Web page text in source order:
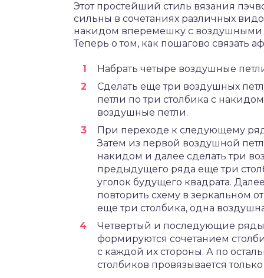
Этот простейший стиль вязания
сильны в сочетаниях различных
накидом вперемешку с воздушными
Теперь о том, как пошагово связать
Набрать четыре воздушные
Сделать еще три воздушных
петли по три столбика с
воздушные петли.
При переходе к следующему
Затем из первой воздушной
накидом и далее сделать три
предыдущего ряда еще три
уголок будущего квадрата.
повторить схему в зеркальном
еще три столбика, одна
Четвертый и последующие ряды
формируются сочетанием
с каждой их стороны. А по
столбиков провязывается